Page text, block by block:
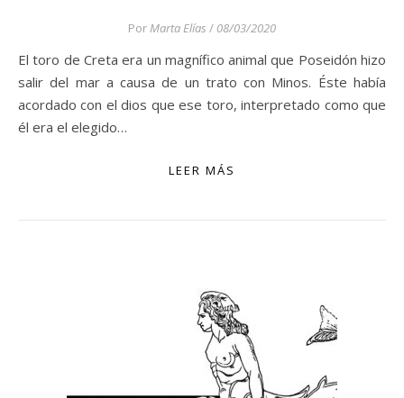
PorMarta Elías / 08/03/2020
El toro de Creta era un magnífico animal que Poseidón hizo
salir del mar a causa de un trato con Minos. Éste había
acordado con el dios que ese toro, interpretado como que
él era el elegido…
LEER MÁS